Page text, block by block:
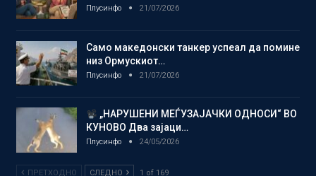
Плусинфо 21/07/2026
Само македонски танкер успеал да помине
низ Ормускиот…
Плусинфо 21/07/2026
„НАРУШЕНИ МЕЃУЗАЈАЧКИ ОДНОСИ“ ВО
КУНОВО Два зајаци…
Плусинфо 24/05/2026
ПРЕТХОДНО СЛЕДНО 1 of 169